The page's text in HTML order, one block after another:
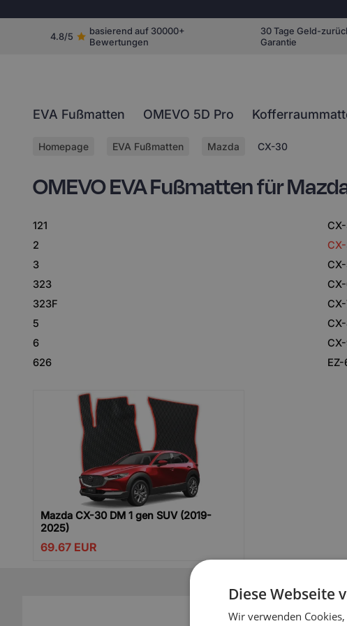
4.8/5
basierend auf 30000+
Bewertungen
30 Tage Geld-
Garantie
EVA Fußmatten OMEVO 5D Pro
Homepage EVA Fußmatten Mazda CX-30
OMEVO EVA Fußmatten für
121
2
3
323
323F
5
6
626
EZ-
Mazda CX-30 DM 1 gen SUV (2019-
2025)
69.67 EUR
Diese Webseite
Wir verwenden